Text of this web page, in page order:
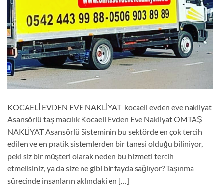
KOCAELİ EVDEN EVE NAKLİYAT kocaeli evden eve nakliyat
Asansörlü taşımacılık Kocaeli Evden Eve Nakliyat OMTAŞ
NAKLİYAT Asansörlü Sisteminin bu sektörde en çok tercih
edilen ve en pratik sistemlerden bir tanesi olduğu biliniyor,
peki siz bir müşteri olarak neden bu hizmeti tercih
etmelisiniz, ya da size ne gibi bir fayda sağlıyor? Taşınma
sürecinde insanların aklındaki en […]